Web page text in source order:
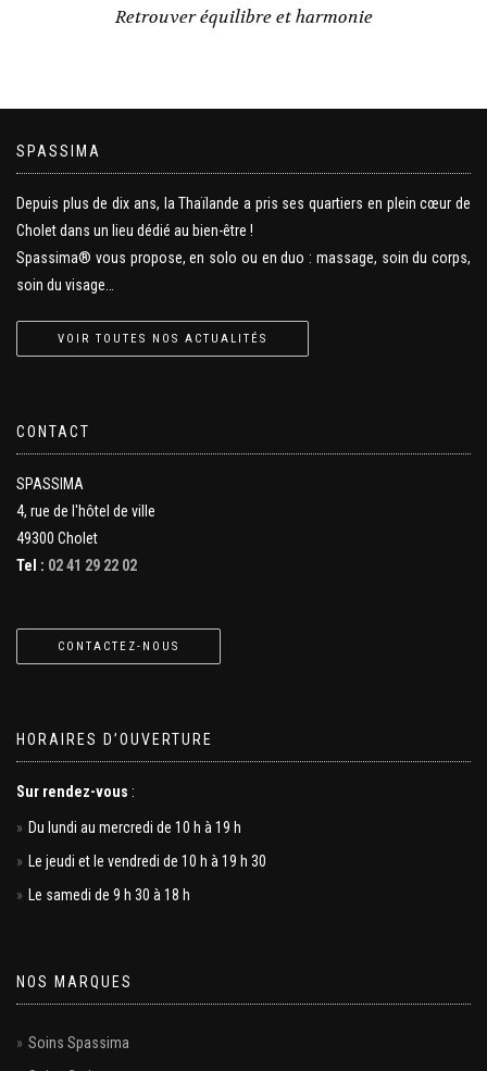
Retrouver équilibre et harmonie
SPASSIMA
Depuis plus de dix ans, la Thaïlande a pris ses quartiers en plein cœur de
Cholet dans un lieu dédié au bien-être !
Spassima® vous propose, en solo ou en duo : massage, soin du corps,
soin du visage…
VOIR TOUTES NOS ACTUALITÉS
CONTACT
SPASSIMA
4, rue de l'hôtel de ville
49300 Cholet
Tel : 02 41 29 22 02
CONTACTEZ-NOUS
HORAIRES D’OUVERTURE
Sur rendez-vous :
Du lundi au mercredi de 10 h à 19 h
Le jeudi et le vendredi de 10 h à 19 h 30
Le samedi de 9 h 30 à 18 h
NOS MARQUES
Soins Spassima